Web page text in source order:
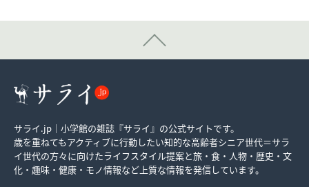
サライ.jp｜小学館の雑誌『サライ』の公式サイトです。
歳を重ねてもアクティブに行動したい知的な高齢者シニア世代＝サラ
イ世代の方々に向けたライフスタイル提案と旅・食・人物・歴史・文
化・趣味・健康・モノ情報など上質な情報を発信しています。